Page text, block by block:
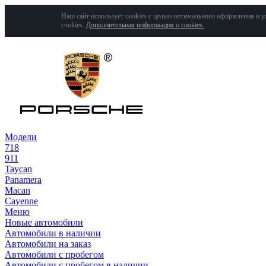
Наш сайт использует cookies с целью оптимального оформления и
cookies. Дополнительная информация о cookies.
Модели
718
911
Taycan
Panamera
Macan
Cayenne
Меню
Новые автомобили
Автомобили в наличии
Автомобили на заказ
Автомобили с пробегом